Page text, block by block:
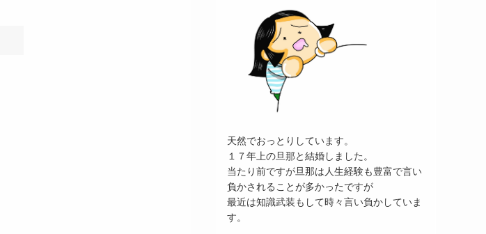
天然でおっとりしています。
１７年上の旦那と結婚しました。
当たり前ですが旦那は人生経験も豊富で言い
負かされることが多かったですが
最近は知識武装もして時々言い負かしていま
す。